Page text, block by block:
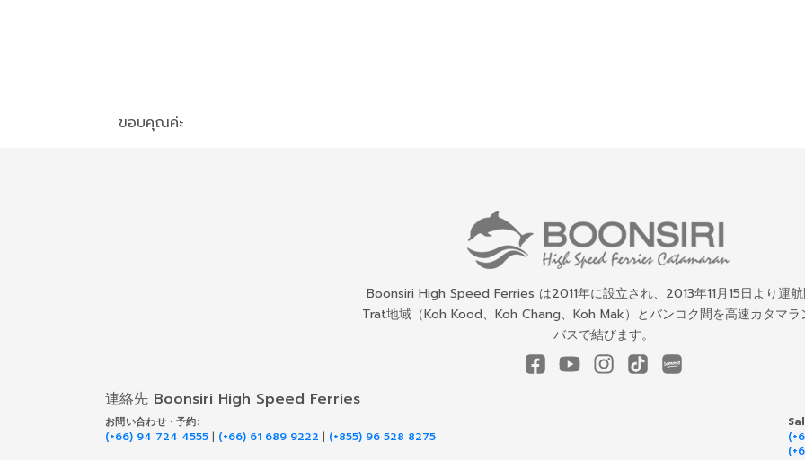
ขอบคุณค่ะ
Boonsiri High Speed Ferries は2011年に設立され、2013年11月15日より運航
Trat地域（Koh Kood、Koh Chang、Koh Mak）とバンコク間を高速カタマラ
バスで結びます。
連絡先 Boonsiri High Speed Ferries
お問い合わせ・予約:
(+66) 94 724 4555 | (+66) 61 689 9222 | (+855) 96 528 8275